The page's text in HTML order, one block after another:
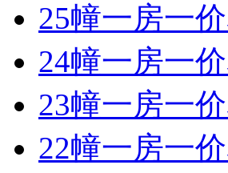
25幢一房一
24幢一房一
23幢一房一
22幢一房一